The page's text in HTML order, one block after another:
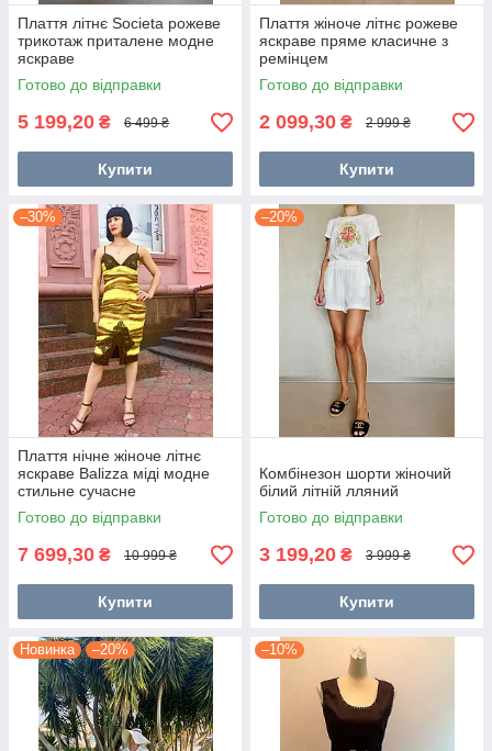
Плаття літнє Societa рожеве
трикотаж приталене модне
яскраве
Готово до відправки
5 199,20 ₴ 6 499 ₴
Купити
Плаття жіноче літнє рожеве
яскраве пряме класичне з
ремінцем
Готово до відправки
2 099,30 ₴ 2 999 ₴
Купити
–30%
Плаття нічне жіноче літнє
яскраве Balizza міді модне
стильне сучасне
Готово до відправки
7 699,30 ₴ 10 999 ₴
Купити
–20%
Комбінезон шорти жіночий
білий літній лляний
Готово до відправки
3 199,20 ₴ 3 999 ₴
Купити
Новинка –20% –10%